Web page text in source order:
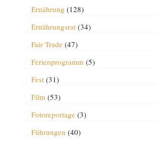
Ernährung (128)
Ernährungsrat(34)
Fair Trade(47)
Ferienprogramm(5)
Fest(31)
Film(53)
Fotoreportage(3)
Führungen (40)